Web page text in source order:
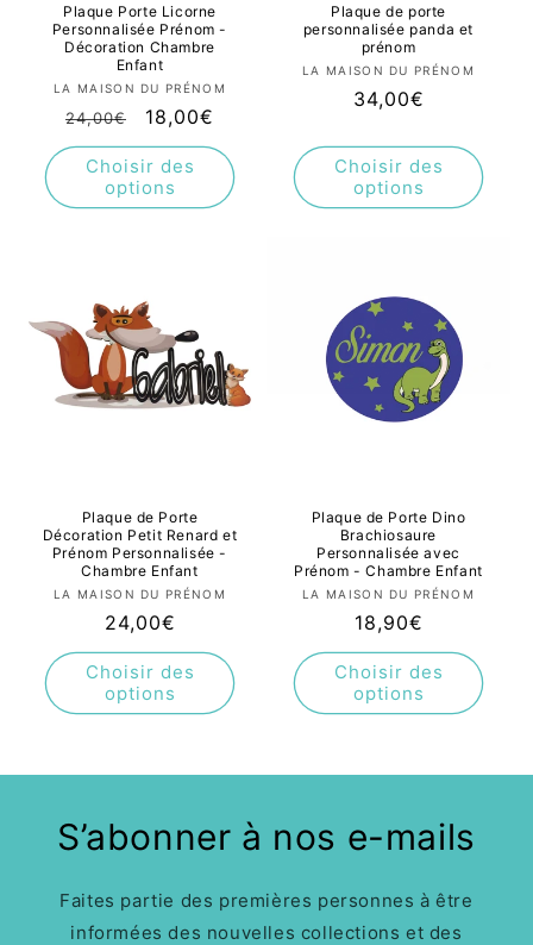
Plaque Porte Licorne
Personnalisée Prénom -
Décoration Chambre
Enfant
Fournisseur :
LA MAISON DU PRÉNOM
Prix
habituel
24,00€
Prix
promotionnel
18,00€
Choisir des
options
Plaque de porte
personnalisée panda et
prénom
Fournisseur :
LA MAISON DU PRÉNOM
Prix
34,00€
Choisir des
options
Plaque de Porte
Décoration Petit Renard et
Prénom Personnalisée -
Chambre Enfant
Fournisseur :
LA MAISON DU PRÉNOM
Prix
habituel
24,00€
Choisir des
options
Plaque de Porte Dino
Brachiosaure
Personnalisée avec
Prénom - Chambre Enfant
Fournisseur :
LA MAISON DU PRÉNOM
Prix
habituel
18,90€
Choisir des
options
S’abonner à nos e-mails
Faites partie des premières personnes à être
informées des nouvelles collections et des